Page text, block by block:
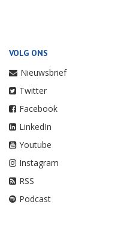
VOLG ONS
Nieuwsbrief
Twitter
Facebook
LinkedIn
Youtube
Instagram
RSS
Podcast